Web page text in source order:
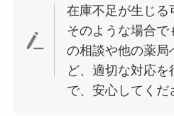
在庫不足が生じる
そのような場合
の相談や他の薬局
ど、適切な対応
で、安心してくだ